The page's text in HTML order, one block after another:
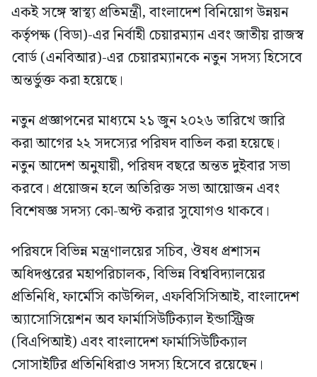
একই সঙ্গে স্বাস্থ্য প্রতিমন্ত্রী, বাংলাদেশ বিনিয়োগ উন্নয়ন
কর্তৃপক্ষ (বিডা)-এর নির্বাহী চেয়ারম্যান এবং জাতীয় রাজস্ব
বোর্ড (এনবিআর)-এর চেয়ারম্যানকে নতুন সদস্য হিসেবে
অন্তর্ভুক্ত করা হয়েছে।
নতুন প্রজ্ঞাপনের মাধ্যমে ২১ জুন ২০২৬ তারিখে জারি
করা আগের ২২ সদস্যের পরিষদ বাতিল করা হয়েছে।
নতুন আদেশ অনুযায়ী, পরিষদ বছরে অন্তত দুইবার সভা
করবে। প্রয়োজন হলে অতিরিক্ত সভা আয়োজন এবং
বিশেষজ্ঞ সদস্য কো-অপ্ট করার সুযোগও থাকবে।
পরিষদে বিভিন্ন মন্ত্রণালয়ের সচিব, ঔষধ প্রশাসন
অধিদপ্তরের মহাপরিচালক, বিভিন্ন বিশ্ববিদ্যালয়ের
প্রতিনিধি, ফার্মেসি কাউন্সিল, এফবিসিসিআই, বাংলাদেশ
অ্যাসোসিয়েশন অব ফার্মাসিউটিক্যাল ইন্ডাস্ট্রিজ
(বিএপিআই) এবং বাংলাদেশ ফার্মাসিউটিক্যাল
সোসাইটির প্রতিনিধিরাও সদস্য হিসেবে রয়েছেন।